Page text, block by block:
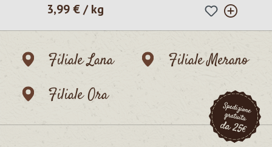
Prezzo normale:
3,99 € / kg
Filiale Lana
Filiale Merano
Filiale Ora